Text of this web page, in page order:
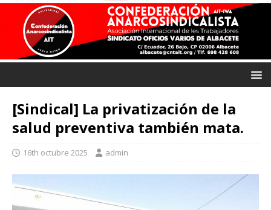
[Sindical] La privatización de la
salud preventiva también mata.
16th octubre 2025 admin